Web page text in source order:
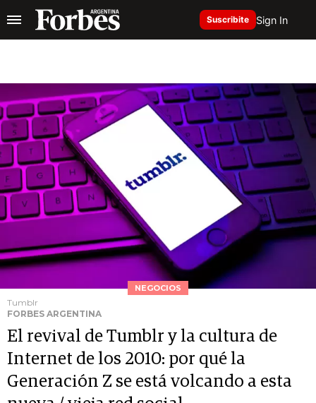
Suscribite Sign In
NEGOCIOS
Tumblr
FORBES ARGENTINA
El revival de Tumblr y la cultura de
Internet de los 2010: por qué la
Generación Z se está volcando a esta